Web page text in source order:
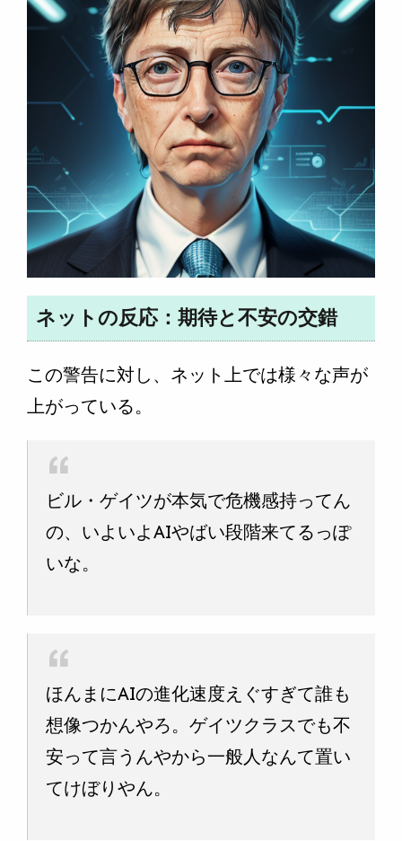
ネットの反応：期待と不安の交錯
この警告に対し、ネット上では様々な声が
上がっている。
ビル・ゲイツが本気で危機感持ってん
の、いよいよAIやばい段階来てるっぽ
いな。
ほんまにAIの進化速度えぐすぎて誰も
想像つかんやろ。ゲイツクラスでも不
安って言うんやから一般人なんて置い
てけぼりやん。